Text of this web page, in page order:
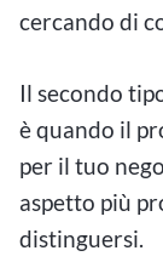
cercando di
Il secondo
è quando il
per il tuo
aspetto più
distinguersi.